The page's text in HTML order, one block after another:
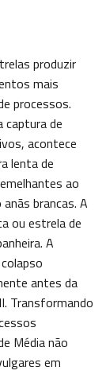
produzir
mais
processos.
captura de
acontece
lenta de
ao
brancas. A
ou estrela de
A
antes da
Transformando
Média não
em